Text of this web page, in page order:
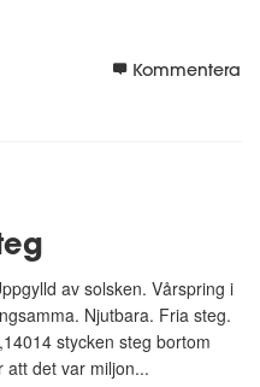
Kommentera
av solsken. Vårspring i
Njutbara. Fria steg.
stycken steg bortom
att det var miljon...